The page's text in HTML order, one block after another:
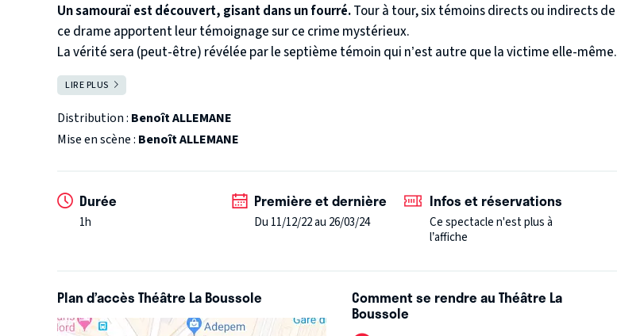
Un samouraï est découvert, gisant dans un fourré.Tour à tour, six témoins directs ou indirects de
ce drame apportent leur témoignage sur ce crime mystérieux.
La vérité sera (peut-être) révélée par le septième témoin qui n’est autre que la victime elle-même.
LIRE PLUS
Distribution : Benoît ALLEMANE
Mise en scène : Benoît ALLEMANE
Durée
1h
Première et dernière
Du 11/12/22 au 26/03/24
Infos et réservations
Ce spectacle n'est plus à
l’affiche
Plan d’accès Théâtre La Boussole Comment se rendre au Théâtre La
Boussole